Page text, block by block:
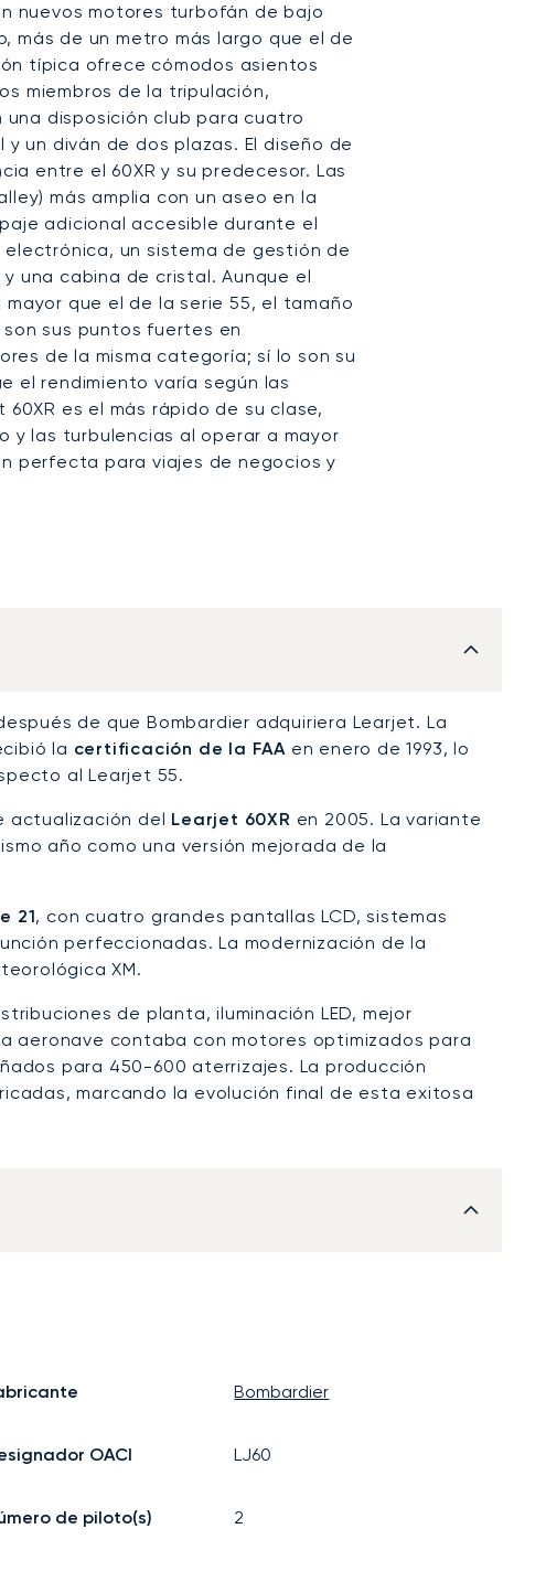
nuevos motores turbofán de bajo
más de un metro más largo que el de
típica ofrece cómodos asientos
miembros de la tripulación,
disposición club para cuatro
un diván de dos plazas. El diseño de
entre el 60XR y su predecesor. Las
más amplia con un aseo en la
adicional accesible durante el
un sistema de gestión de
una cabina de cristal. Aunque el
mayor que el de la serie 55, el tamaño
sus puntos fuertes en
de la misma categoría; sí lo son su
el rendimiento varía según las
es el más rápido de su clase,
las turbulencias al operar a mayor
perfecta para viajes de negocios y
de que Bombardier adquiriera Learjet. La
la certificación de la FAA en enero de 1993, lo
al Learjet 55.
actualización del Learjet 60XR en 2005. La variante
año como una versión mejorada de la
21, con cuatro grandes pantallas LCD, sistemas
perfeccionadas. La modernización de la
XM.
de planta, iluminación LED, mejor
aeronave contaba con motores optimizados para
para 450-600 aterrizajes. La producción
marcando la evolución final de esta exitosa
Bombardier
OACI LJ60
de piloto(s) 2